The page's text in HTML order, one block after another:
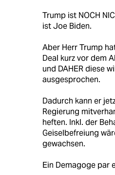
Trump ist NOCH
ist Joe Biden.
Aber Herr Trump
Deal kurz vor dem
und DAHER diese
ausgesprochen.
Dadurch kann er
Regierung
heften. Inkl. der
Geiselbefreiung
gewachsen.
Ein Demagoge par